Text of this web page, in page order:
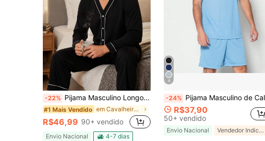
-22% Pijama Masculino Longo Adulto Manga Longa Calça Comprida
#1 Mais Vendido em Cavalheiro/Britânico Conjuntos de Loungewear Ma
R$46,99 90+ vendido
Envio Nacional 4-7 dias
4
-24% Pijama Masculino de Calor em malha Premium Conjunto de verão Pijama Masculino de Calor em Malha Premium Conjunto de Verão Pijama Masculino Curto Adulto Roupa de Dormir Masculina Verão Conjunto Masculino para Dormir Camiseta e Short Pijama Masculino Leve Fresco e Confortável Malha Premium Macia Não Esquenta Ideal Para Dias Quentes Pijama Masculino Barato Roupa de Casa Masculina Pijama Adulto Masculino Para Noite Descanso e Uso Diário Conjunto Masculino Casual Para Dormir Dormir Melhor Conforto Térmico Modelagem Solta Pijama Masculino Verão Qualidade Superior Tecido Respirável Roupa Masculina Para Dormir em Casa Presente Masculino Conjunto Masculino de Dormir Prático Moderno e Confortável Moda Masculina Verão
R$37,90
50+ vendido
Envio Nacional Vendedor Indicado